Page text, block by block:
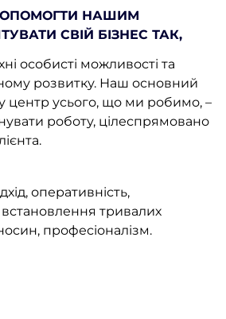
НАШИМ
СВІЙ БІЗНЕС ТАК,
особисті можливості та
розвитку. Наш основний
центр усього, що ми робимо, –
роботу, цілеспрямовано
оперативність,
встановлення тривалих
професіоналізм.